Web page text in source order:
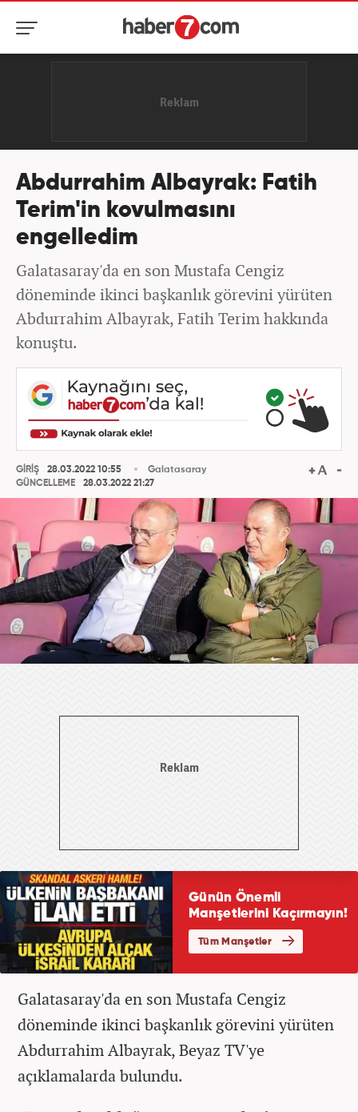
Abdurrahim Albayrak: Fatih
Terim'in kovulmasını
engelledim
Galatasaray'da en son Mustafa Cengiz
döneminde ikinci başkanlık görevini yürüten
Abdurrahim Albayrak, Fatih Terim hakkında
konuştu.
GİRİŞ
28.03.2022 10:55
GÜNCELLEME
28.03.2022 21:27
Galatasaray
Galatasaray'da en son Mustafa Cengiz
döneminde ikinci başkanlık görevini yürüten
Abdurrahim Albayrak, Beyaz TV'ye
açıklamalarda bulundu.